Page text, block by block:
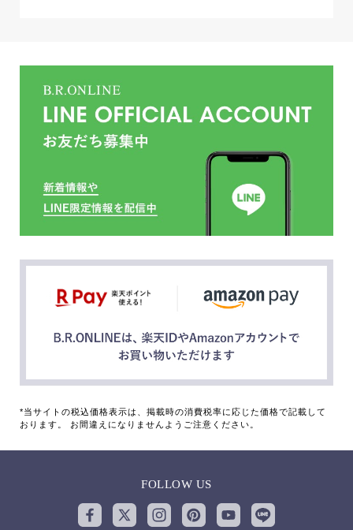
*当サイトの税込価格表示は、掲載時の消費税率に応じた価格で記載して
おります。 お間違えになりませんようご注意ください。
FOLLOW US